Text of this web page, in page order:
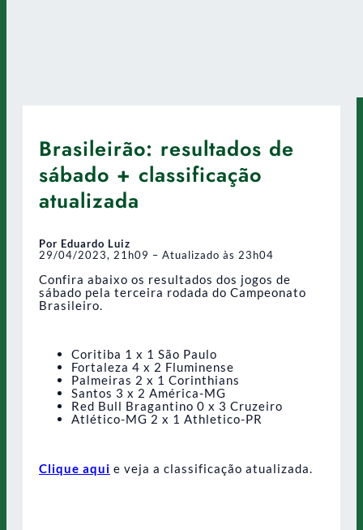
Brasileirão: resultados de
sábado + classificação
atualizada
Por Eduardo Luiz
29/04/2023, 21h09 – Atualizado às 23h04
Confira abaixo os resultados dos jogos de
sábado pela terceira rodada do Campeonato
Brasileiro.
Coritiba 1 x 1 São Paulo
Fortaleza 4 x 2 Fluminense
Palmeiras 2 x 1 Corinthians
Santos 3 x 2 América-MG
Red Bull Bragantino 0 x 3 Cruzeiro
Atlético-MG 2 x 1 Athletico-PR
Clique aqui e veja a classificação atualizada.